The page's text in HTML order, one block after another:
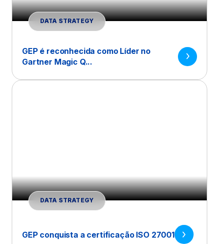
DATA STRATEGY
GEP é reconhecida como Líder no
Gartner Magic Q...
DATA STRATEGY
GEP conquista a certificação ISO 27001